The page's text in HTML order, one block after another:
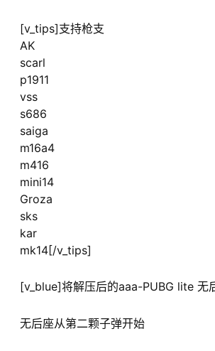
[v_tips]支持枪支
AK
scarl
p1911
vss
s686
saiga
m16a4
m416
mini14
Groza
sks
kar
mk14[/v_tips]
[v_blue]将解压后的aaa-PUBG lite 无
无后座从第二颗子弹开始